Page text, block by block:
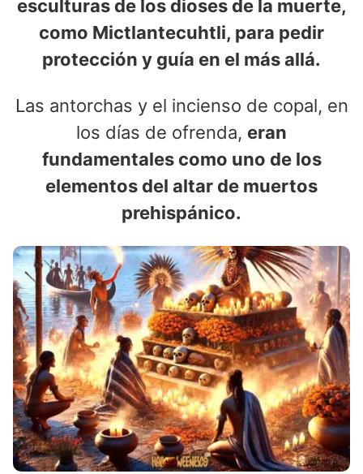
esculturas de los dioses de la muerte,
como Mictlantecuhtli, para pedir
protección y guía en el más allá.
Las antorchas y el incienso de copal, en
los días de ofrenda, eran
fundamentales como uno de los
elementos del altar de muertos
prehispánico.